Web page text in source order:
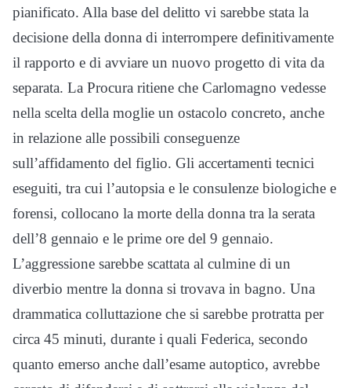
pianificato. Alla base del delitto vi sarebbe stata la
decisione della donna di interrompere definitivamente
il rapporto e di avviare un nuovo progetto di vita da
separata. La Procura ritiene che Carlomagno vedesse
nella scelta della moglie un ostacolo concreto, anche
in relazione alle possibili conseguenze
sull’affidamento del figlio. Gli accertamenti tecnici
eseguiti, tra cui l’autopsia e le consulenze biologiche e
forensi, collocano la morte della donna tra la serata
dell’8 gennaio e le prime ore del 9 gennaio.
L’aggressione sarebbe scattata al culmine di un
diverbio mentre la donna si trovava in bagno. Una
drammatica colluttazione che si sarebbe protratta per
circa 45 minuti, durante i quali Federica, secondo
quanto emerso anche dall’esame autoptico, avrebbe